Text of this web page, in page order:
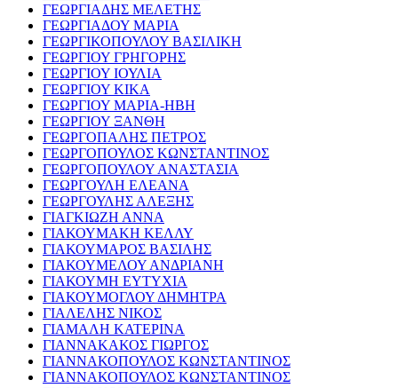
ΓΕΩΡΓΙΑΔΗΣ ΜΕΛΕΤΗΣ
ΓΕΩΡΓΙΑΔΟΥ ΜΑΡΙΑ
ΓΕΩΡΓΙΚΟΠΟΥΛΟΥ ΒΑΣΙΛΙΚΗ
ΓΕΩΡΓΙΟΥ ΓΡΗΓΟΡΗΣ
ΓΕΩΡΓΙΟΥ ΙΟΥΛΙΑ
ΓΕΩΡΓΙΟΥ ΚΙΚΑ
ΓΕΩΡΓΙΟΥ ΜΑΡΙΑ-ΗΒΗ
ΓΕΩΡΓΙΟΥ ΞΑΝΘΗ
ΓΕΩΡΓΟΠΑΛΗΣ ΠΕΤΡΟΣ
ΓΕΩΡΓΟΠΟΥΛΟΣ ΚΩΝΣΤΑΝΤΙΝΟΣ
ΓΕΩΡΓΟΠΟΥΛΟΥ ΑΝΑΣΤΑΣΙΑ
ΓΕΩΡΓΟΥΛΗ ΕΛΕΑΝΑ
ΓΕΩΡΓΟΥΛΗΣ ΑΛΕΞΗΣ
ΓΙΑΓΚΙΩΖΗ ΑΝΝΑ
ΓΙΑΚΟΥΜΑΚΗ ΚΕΛΛΥ
ΓΙΑΚΟΥΜΑΡΟΣ ΒΑΣΙΛΗΣ
ΓΙΑΚΟΥΜΕΛΟΥ ΑΝΔΡΙΑΝΗ
ΓΙΑΚΟΥΜΗ ΕΥΤΥΧΙΑ
ΓΙΑΚΟΥΜΟΓΛΟΥ ΔΗΜΗΤΡΑ
ΓΙΑΛΕΛΗΣ ΝΙΚΟΣ
ΓΙΑΜΑΛΗ ΚΑΤΕΡΙΝΑ
ΓΙΑΝΝΑΚΑΚΟΣ ΓΙΩΡΓΟΣ
ΓΙΑΝΝΑΚΟΠΟΥΛΟΣ ΚΩΝΣΤΑΝΤΙΝΟΣ
ΓΙΑΝΝΑΚΟΠΟΥΛΟΣ ΚΩΝΣΤΑΝΤΙΝΟΣ